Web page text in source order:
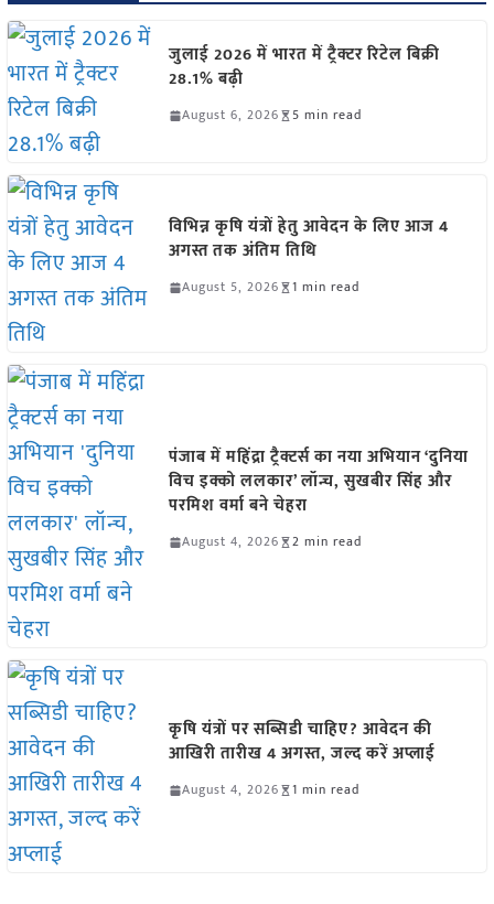
जुलाई 2026 में भारत में ट्रैक्टर रिटेल बिक्री
28.1% बढ़ी
August 6, 2026 5 min read
विभिन्न कृषि यंत्रों हेतु आवेदन के लिए आज 4
अगस्त तक अंतिम तिथि
August 5, 2026 1 min read
पंजाब में महिंद्रा ट्रैक्टर्स का नया अभियान ‘दुनिया
विच इक्को ललकार’ लॉन्च, सुखबीर सिंह और
परमिश वर्मा बने चेहरा
August 4, 2026 2 min read
कृषि यंत्रों पर सब्सिडी चाहिए? आवेदन की
आखिरी तारीख 4 अगस्त, जल्द करें अप्लाई
August 4, 2026 1 min read